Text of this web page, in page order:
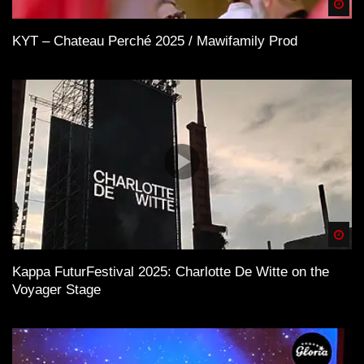
KYT – Chateau Perché 2025 / Mawifamily Prod
Kappa FuturFestival 2025: Charlotte De Witte on the
Voyager Stage